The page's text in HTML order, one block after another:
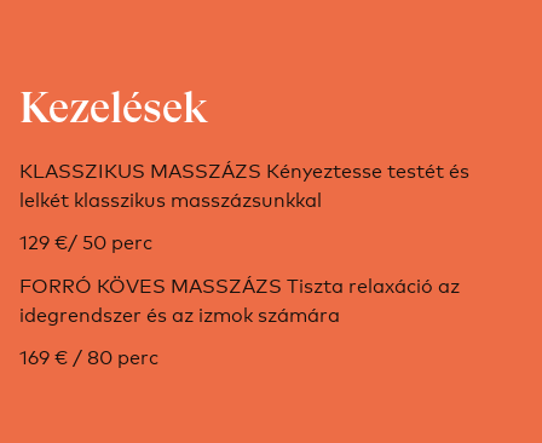
Kezelések
KLASSZIKUS MASSZÁZS Kényeztesse testét és
lelkét klasszikus masszázsunkkal
129 €/ 50 perc
FORRÓ KÖVES MASSZÁZS Tiszta relaxáció az
idegrendszer és az izmok számára
169 € / 80 perc